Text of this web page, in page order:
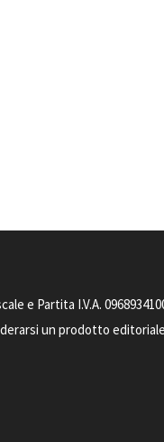
e Partita I.V.A.
un prodotto